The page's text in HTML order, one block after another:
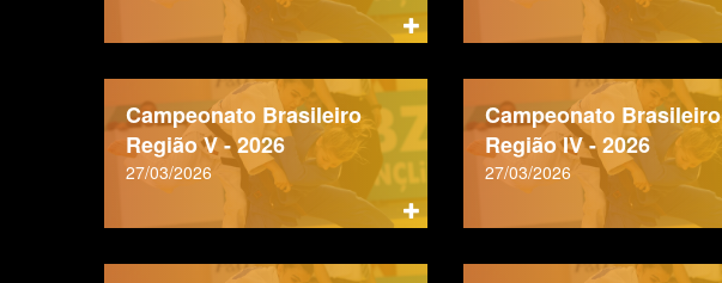
Campeonato Brasileiro
Região V - 2026
27/03/2026
Campeonato Brasileiro
Região IV - 2026
27/03/2026